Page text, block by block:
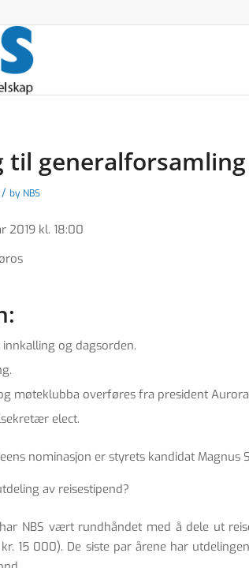
til
/ by NBS
2019 kl. 18:00
innkalling og dagsorden.
møteklubba overføres fra president
elect.
nominasjon er styrets kandidat Magnus
av reisestipend?
NBS vært rundhåndet med å dele ut
15 000). De siste par årene har